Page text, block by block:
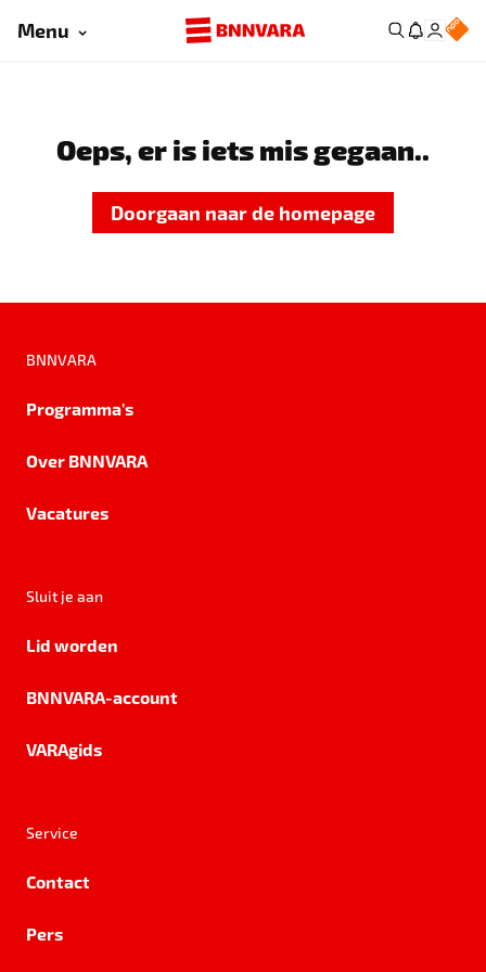
Menu
Oeps, er is iets mis gegaan..
Doorgaan naar de homepage
BNNVARA
Programma's
Over BNNVARA
Vacatures
Sluit je aan
Lid worden
BNNVARA-account
VARAgids
Service
Contact
Pers